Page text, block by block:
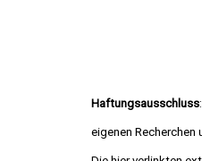
Haftungsausschluss
eigenen Recherchen